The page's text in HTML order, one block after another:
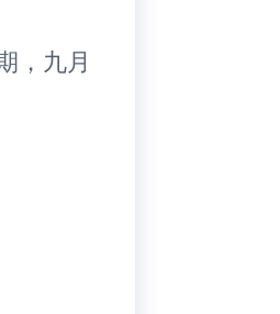
，九月